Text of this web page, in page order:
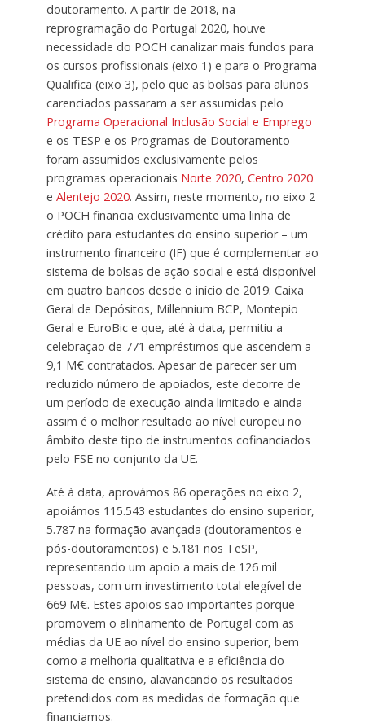
doutoramento. A partir de 2018, na
reprogramação do Portugal 2020, houve
necessidade do POCH canalizar mais fundos para
os cursos profissionais (eixo 1) e para o Programa
Qualifica (eixo 3), pelo que as bolsas para alunos
carenciados passaram a ser assumidas pelo
Programa Operacional Inclusão Social e Emprego
e os TESP e os Programas de Doutoramento
foram assumidos exclusivamente pelos
programas operacionais Norte 2020, Centro 2020
e Alentejo 2020. Assim, neste momento, no eixo 2
o POCH financia exclusivamente uma linha de
crédito para estudantes do ensino superior – um
instrumento financeiro (IF) que é complementar ao
sistema de bolsas de ação social e está disponível
em quatro bancos desde o início de 2019: Caixa
Geral de Depósitos, Millennium BCP, Montepio
Geral e EuroBic e que, até à data, permitiu a
celebração de 771 empréstimos que ascendem a
9,1 M€ contratados. Apesar de parecer ser um
reduzido número de apoiados, este decorre de
um período de execução ainda limitado e ainda
assim é o melhor resultado ao nível europeu no
âmbito deste tipo de instrumentos cofinanciados
pelo FSE no conjunto da UE.
Até à data, aprovámos 86 operações no eixo 2,
apoiámos 115.543 estudantes do ensino superior,
5.787 na formação avançada (doutoramentos e
pós-doutoramentos) e 5.181 nos TeSP,
representando um apoio a mais de 126 mil
pessoas, com um investimento total elegível de
669 M€. Estes apoios são importantes porque
promovem o alinhamento de Portugal com as
médias da UE ao nível do ensino superior, bem
como a melhoria qualitativa e a eficiência do
sistema de ensino, alavancando os resultados
pretendidos com as medidas de formação que
financiamos.